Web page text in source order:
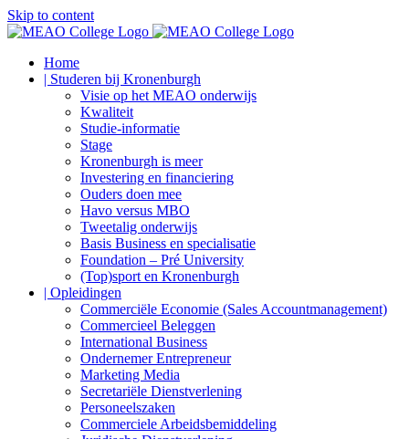
Skip to content
Home
| Studeren bij Kronenburgh
Visie op het MEAO onderwijs
Kwaliteit
Studie-informatie
Stage
Kronenburgh is meer
Investering en financiering
Ouders doen mee
Havo versus MBO
Tweetalig onderwijs
Basis Business en specialisatie
Foundation – Pré University
(Top)sport en Kronenburgh
| Opleidingen
Commerciële Economie (Sales Accountmanagement)
Commercieel Beleggen
International Business
Ondernemer Entrepreneur
Marketing Media
Secretariële Dienstverlening
Personeelszaken
Commerciele Arbeidsbemiddeling